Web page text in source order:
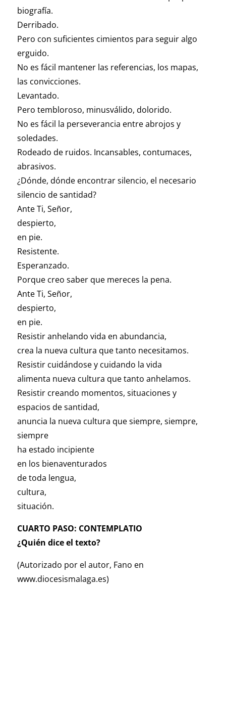
biografía.
Derribado.
Pero con suficientes cimientos para seguir algo
erguido.
No es fácil mantener las referencias, los mapas,
las convicciones.
Levantado.
Pero tembloroso, minusválido, dolorido.
No es fácil la perseverancia entre abrojos y
soledades.
Rodeado de ruidos. Incansables, contumaces,
abrasivos.
¿Dónde, dónde encontrar silencio, el necesario
silencio de santidad?
Ante Ti, Señor,
despierto,
en pie.
Resistente.
Esperanzado.
Porque creo saber que mereces la pena.
Ante Ti, Señor,
despierto,
en pie.
Resistir anhelando vida en abundancia,
crea la nueva cultura que tanto necesitamos.
Resistir cuidándose y cuidando la vida
alimenta nueva cultura que tanto anhelamos.
Resistir creando momentos, situaciones y
espacios de santidad,
anuncia la nueva cultura que siempre, siempre,
siempre
ha estado incipiente
en los bienaventurados
de toda lengua,
cultura,
situación.
CUARTO PASO: CONTEMPLATIO
¿Quién dice el texto?
(Autorizado por el autor, Fano en
www.diocesismalaga.es)